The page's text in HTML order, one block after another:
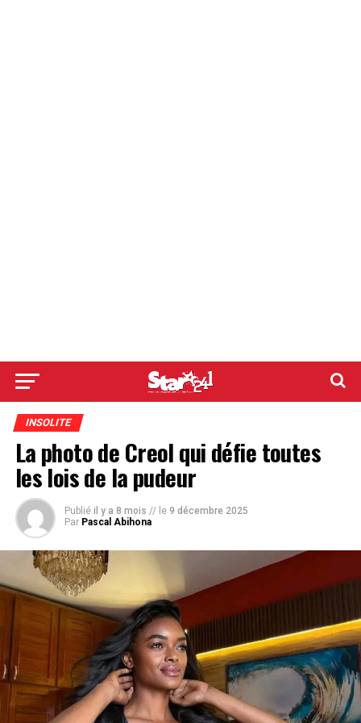
INSOLITE
La photo de Creol qui défie toutes
les lois de la pudeur
Publié il y a 8 mois // le 9 décembre 2025
Par Pascal Abihona